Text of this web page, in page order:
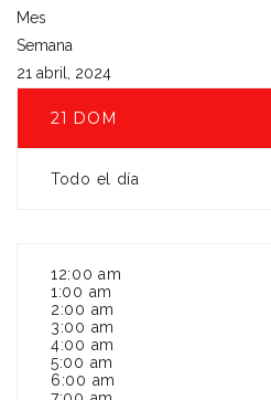
Mes
Semana
21 abril, 2024
21 DOM
Todo el día
12:00 am
1:00 am
2:00 am
3:00 am
4:00 am
5:00 am
6:00 am